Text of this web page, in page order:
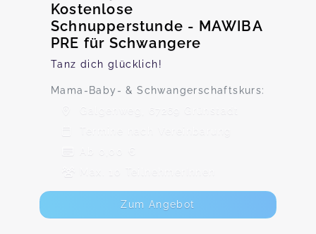
Kostenlose
Schnupperstunde - MAWIBA
PRE für Schwangere
Tanz dich glücklich!
Mama-Baby- & Schwangerschaftskurs:
Galgenweg, 67269 Grünstadt
Termine nach Vereinbarung
Ab 0,00 €
Max. 10 TeilnehmerInnen
Zum Angebot